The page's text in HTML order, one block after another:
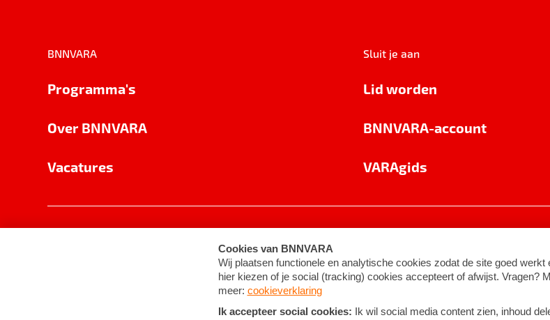
BNNVARA
Programma's
Over BNNVARA
Vacatures
Sluit je aan
Lid worden
BNNVARA-account
VARAgids
Cookie-instellingen Algemene voorwaarden ©2026BNNVARA